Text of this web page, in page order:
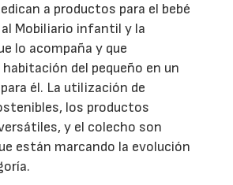
a productos para el bebé
Mobiliario infantil y la
lo acompaña y que
del pequeño en un
él. La utilización de
los productos
y el colecho son
están marcando la evolución